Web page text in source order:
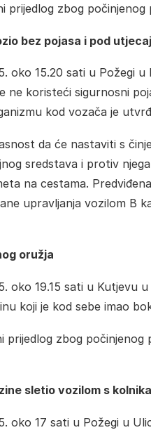
prijedlog zbog
bez pojasa i pod
oko 15.20 sati u Požegi
ne koristeći sigurnosni
kod vozača je
da će nastaviti s
sredstava i protiv
na cestama.
upravljanja vozilom B
oružja
oko 19.15 sati u Kutjevu
koji je kod sebe imao
prijedlog zbog
sletio vozilom s kolnika
oko 17 sati u Požegi u